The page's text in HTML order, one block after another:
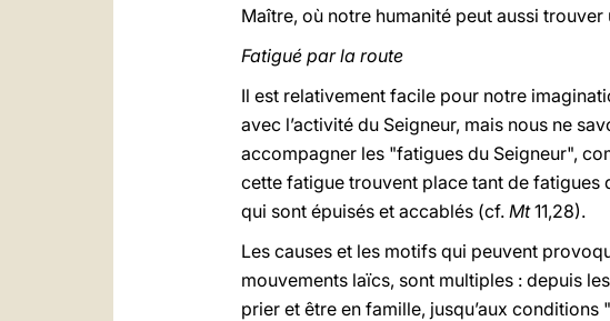
Maître, où notre humanité peut aussi trouver
Fatigué par la route
Il est relativement facile pour notre
avec l’activité du Seigneur, mais nous ne
accompagner les "fatigues du Seigneur",
cette fatigue trouvent place tant de fatigues
qui sont épuisés et accablés (cf. Mt11,28).
Les causes et les motifs qui peuvent
mouvements laïcs, sont multiples : depuis
prier et être en famille, jusqu’aux